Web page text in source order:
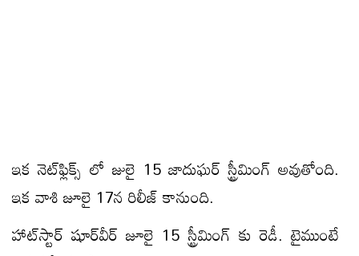
ఇక నెట్‌ఫ్లిక్స్ లో జులై 15 జాదుఘర్ స్ట్రీమింగ్ అవుతోంది.
ఇక వాశి జూలై 17న రిలీజ్ కానుంది.
హాట్‌స్టార్ షూర్‌వీర్ జూలై 15 స్ట్రీమింగ్ కు రెడీ. టైముంటే